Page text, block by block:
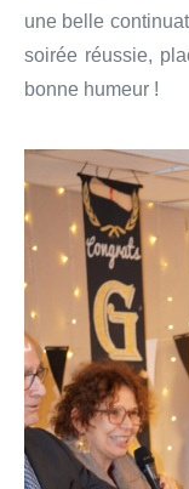
une belle
soirée réussie,
bonne humeur !